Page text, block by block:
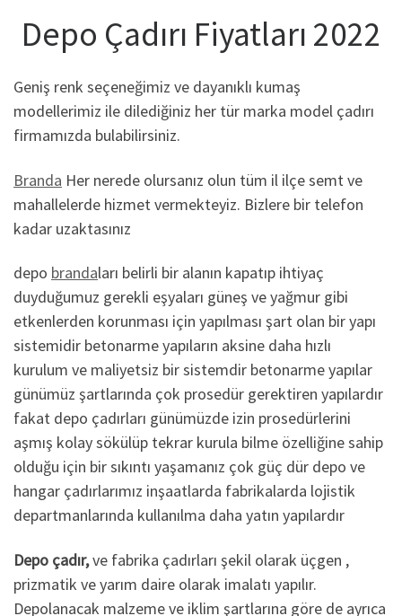
Depo Çadırı Fiyatları 2022
Geniş renk seçeneğimiz ve dayanıklı kumaş
modellerimiz ile dilediğiniz her tür marka model çadırı
firmamızda bulabilirsiniz.
Branda Her nerede olursanız olun tüm il ilçe semt ve
mahallelerde hizmet vermekteyiz. Bizlere bir telefon
kadar uzaktasınız
depo brandaları belirli bir alanın kapatıp ihtiyaç
duyduğumuz gerekli eşyaları güneş ve yağmur gibi
etkenlerden korunması için yapılması şart olan bir yapı
sistemidir betonarme yapıların aksine daha hızlı
kurulum ve maliyetsiz bir sistemdir betonarme yapılar
günümüz şartlarında çok prosedür gerektiren yapılardır
fakat depo çadırları günümüzde izin prosedürlerini
aşmış kolay sökülüp tekrar kurula bilme özelliğine sahip
olduğu için bir sıkıntı yaşamanız çok güç dür depo ve
hangar çadırlarımız inşaatlarda fabrikalarda lojistik
departmanlarında kullanılma daha yatın yapılardır
Depo çadır,ve fabrika çadırları şekil olarak üçgen ,
prizmatik ve yarım daire olarak imalatı yapılır.
Depolanacak malzeme ve iklim şartlarına göre de ayrıca